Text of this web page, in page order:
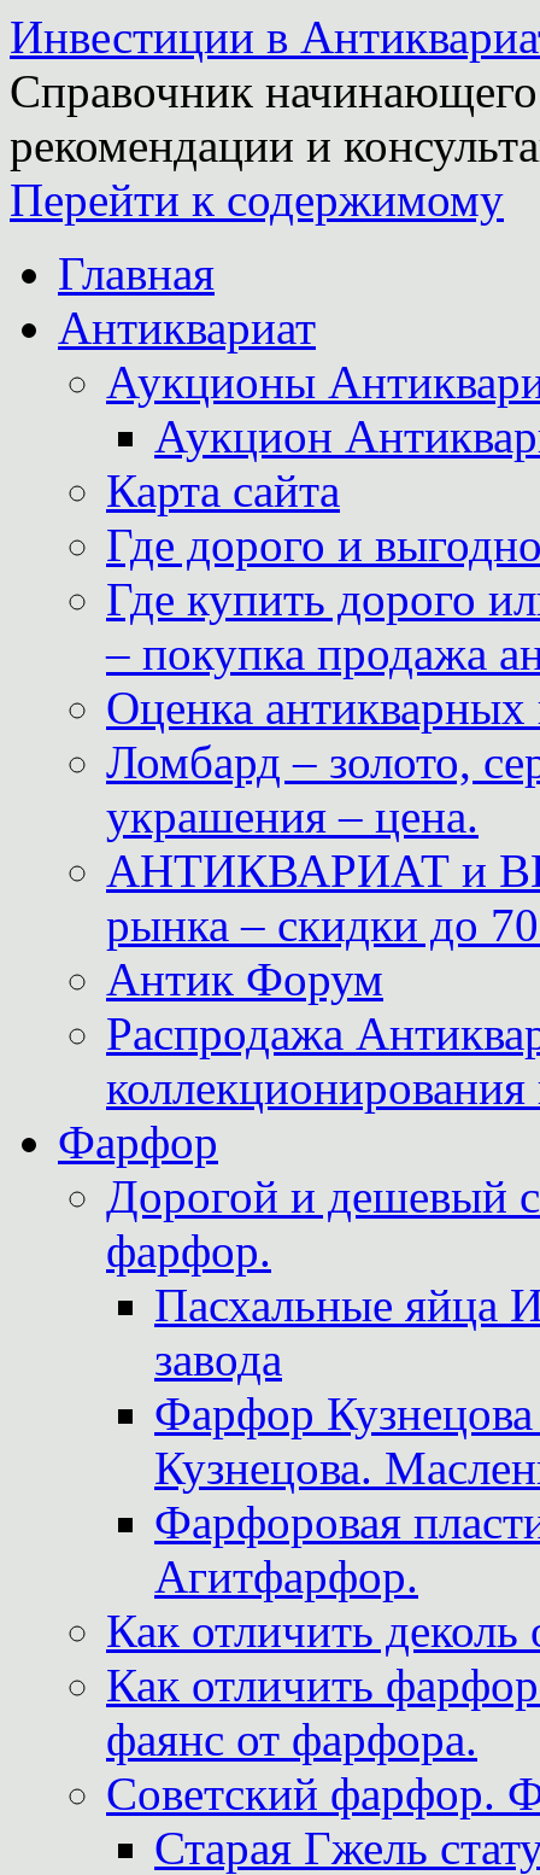
Инвестиции в
Справочник
рекомендации и
Перейти к содержимому
Главная
Антиквариат
Аукционы
Аукцион
Карта сайта
Где дорого и
Где купить дорого
– покупка продажа
Оценка антикварных
Ломбард – золото,
украшения – цена.
АНТИКВАРИАТ и
рынка – скидки до
Антик Форум
Распродажа
Фарфор
Дорогой и дешевый
фарфор.
Пасхальные яйца
завода
Фарфор
Кузнецова.
Фарфоровая
Агитфарфор.
Как отличить
Как отличить
фаянс от фарфора.
Советский фарфор.
Старая Гжель